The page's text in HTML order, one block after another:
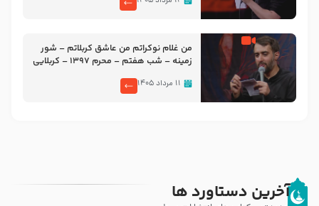
من غلام نوکراتم من عاشق کربلاتم – شور
زمینه – شب هفتم – محرم 1397 – کربلایی
۱۱ مرداد ۱۴۰۵
آخرین دستاورد ها